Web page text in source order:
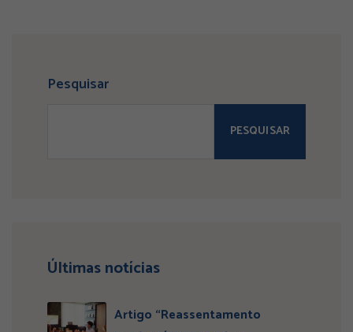
Pesquisar
PESQUISAR
Últimas notícias
Artigo “Reassentamento